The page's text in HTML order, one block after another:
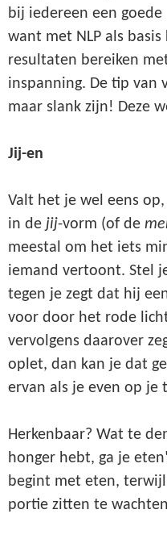
bij iedereen een
want met NLP als
resultaten bereiken
inspanning. De tip van
maar slank zijn! Deze
Jij-en
Valt het je wel eens
in de jij-vorm (of de
meestal om het iets
iemand vertoont. Stel
tegen je zegt dat hij
voor door het rode
vervolgens daarover
oplet, dan kan je dat
ervan als je even op je
Herkenbaar? Wat te
honger hebt, ga je
begint met eten,
portie zitten te